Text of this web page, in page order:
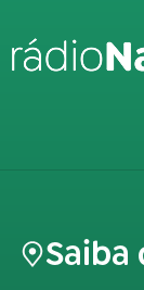
Saiba